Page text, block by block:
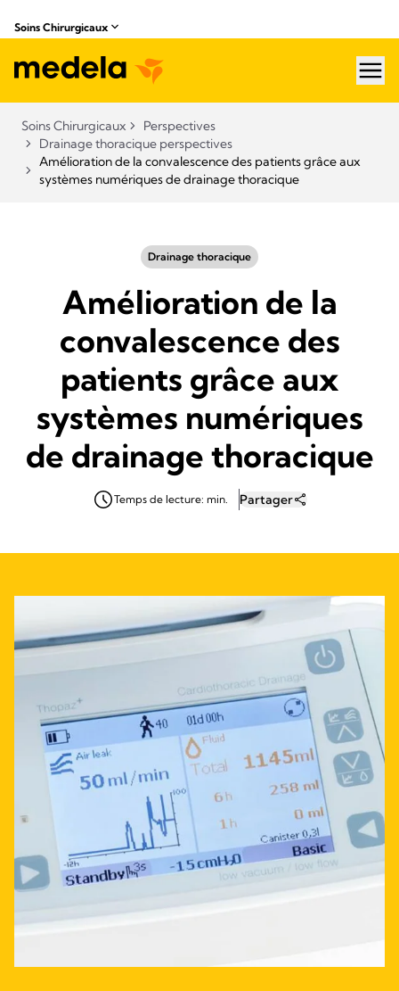
Soins Chirurgicaux
Soins Chirurgicaux
Perspectives
Drainage thoracique perspectives
Amélioration de la convalescence des patients grâce aux
systèmes numériques de drainage thoracique
Drainage thoracique
Amélioration de la
convalescence des
patients grâce aux
systèmes numériques
de drainage thoracique
Temps de lecture: min. Partager